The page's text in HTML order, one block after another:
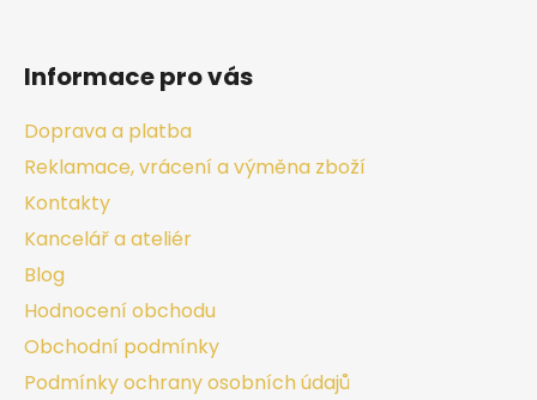
Informace pro vás
Doprava a platba
Reklamace, vrácení a výměna zboží
Kontakty
Kancelář a ateliér
Blog
Hodnocení obchodu
Obchodní podmínky
Podmínky ochrany osobních údajů